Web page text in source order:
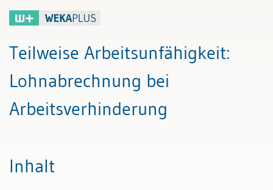
Teilweise Arbeitsunfähigkeit:
Lohnabrechnung bei
Arbeitsverhinderung
Inhalt